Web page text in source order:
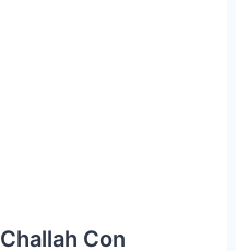
Challah Con